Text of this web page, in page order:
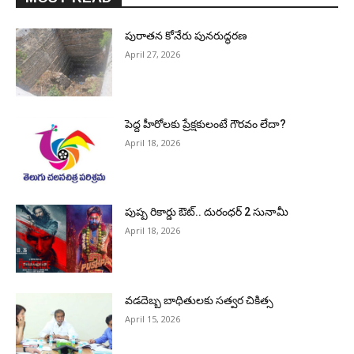
పురాత‌న కోనేరు పున‌రుద్ధ‌ర‌ణ
April 27, 2026
పెద్ద హీరోల‌కు ప్రేక్ష‌కులంటే గౌర‌వం లేదా?
April 18, 2026
పుష్ప రికార్డు ఔట్‌.. దురంధ‌ర్ 2 సునామీ
April 18, 2026
వడదెబ్బ బాధితులకు సత్వర చికిత్స
April 15, 2026